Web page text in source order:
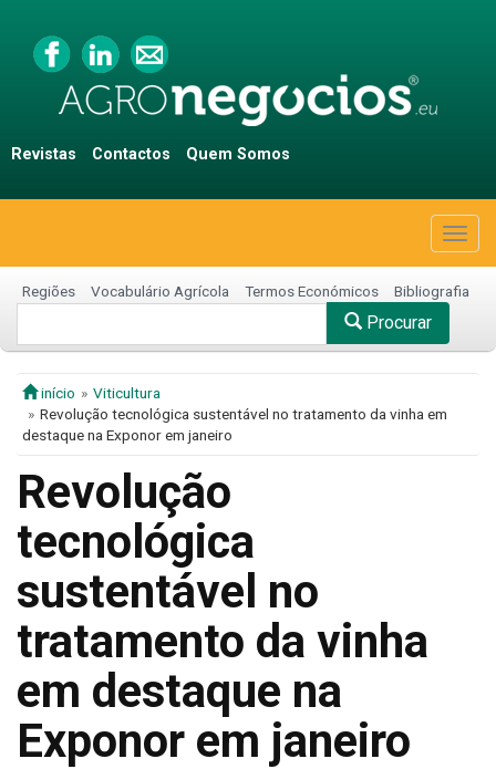
Revistas Contactos Quem Somos
Regiões Vocabulário Agrícola Termos Económicos Bibliografia
Procurar
início
Viticultura
Revolução tecnológica sustentável no tratamento da vinha em
destaque na Exponor em janeiro
Revolução
tecnológica
sustentável no
tratamento da vinha
em destaque na
Exponor em janeiro